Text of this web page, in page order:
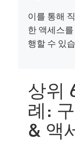
이를 통해
한 액세스
행할 수 있
상위
례:
& 액